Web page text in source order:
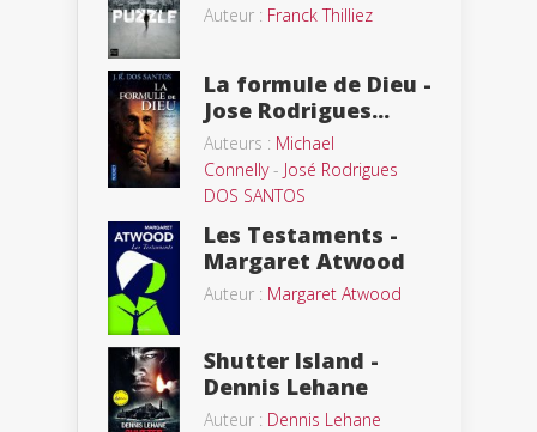
Auteur : Franck Thilliez
La formule de Dieu -
Jose Rodrigues...
Auteurs : Michael
Connelly- José Rodrigues
DOS SANTOS
Les Testaments -
Margaret Atwood
Auteur : Margaret Atwood
Shutter Island -
Dennis Lehane
Auteur : Dennis Lehane